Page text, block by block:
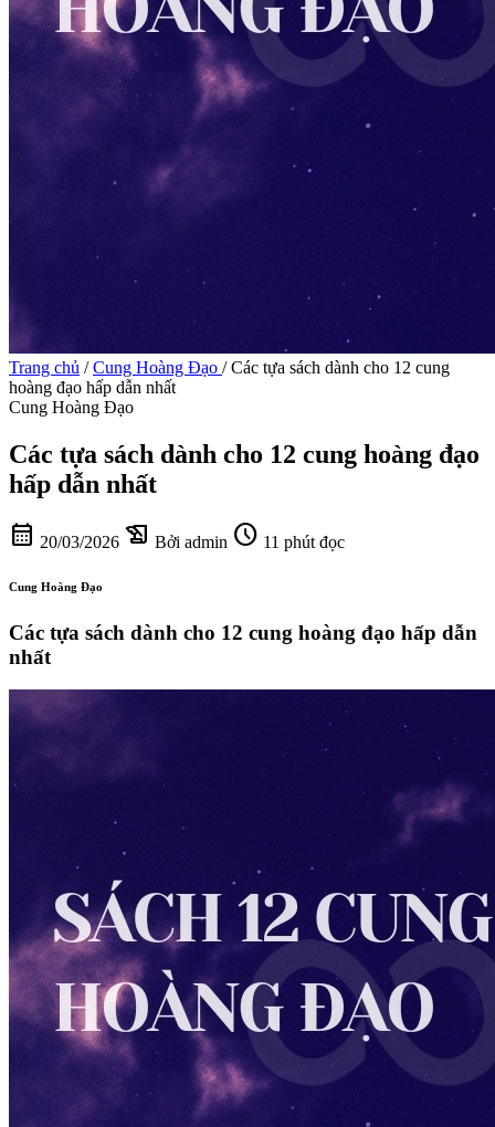
Trang chủ / Cung Hoàng Đạo / Các tựa sách dành cho 12 cung
hoàng đạo hấp dẫn nhất
Cung Hoàng Đạo
Các tựa sách dành cho 12 cung hoàng đạo
hấp dẫn nhất
calendar_month 20/03/2026 history_edu Bởi admin schedule 11 phút đọc
Cung Hoàng Đạo
Các tựa sách dành cho 12 cung hoàng đạo hấp dẫn
nhất